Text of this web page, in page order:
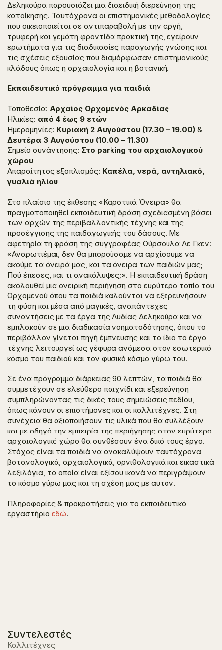
Δεληκούρα παρουσιάζει μια διαειδική διερεύνηση της
κατοίκησης. Ταυτόχρονα οι επιστημονικές μεθοδολογίες
που οικειοποιείται σε αντιπαραβολή με την αργή,
τρυφερή και γεμάτη φροντίδα πρακτική της, εγείρουν
ερωτήματα για τις διαδικασίες παραγωγής γνώσης και
τις σχέσεις εξουσίας που διαμόρφωσαν επιστημονικούς
κλάδους όπως η αρχαιολογία και η βοτανική.
Εκπαιδευτικό πρόγραμμα για παιδιά
Τοποθεσία: Αρχαίος Ορχομενός Αρκαδίας
Ηλικίες: από 4 έως 9 ετών
Ημερομηνίες: Κυριακή 2 Αυγούστου (17.30 – 19.00) &
Δευτέρα 3 Αυγούστου (10.00 – 11.30)
Σημείο συνάντησης: Στο parking του αρχαιολογικού
χώρου
Απαραίτητος εξοπλισμός: Καπέλα, νερά, αντηλιακό,
γυαλιά ηλίου
Στο πλαίσιο της έκθεσης «Καρστικά Όνειρα» θα
πραγματοποιηθεί εκπαιδευτική δράση σχεδιασμένη βάσει
των αρχών της περιβαλλοντικής τέχνης και της
προσέγγισης της παιδαγωγικής του δάσους. Με
αφετηρία τη φράση της συγγραφέας Ούρσουλα Λε Γκεν:
«Αναρωτιέμαι, δεν θα μπορούσαμε να αρχίσουμε να
ακούμε τα όνειρά μας, και τα όνειρα των παιδιών μας;
Πού έπεσες, και τι ανακάλυψες;». Η εκπαιδευτική δράση
ακολουθεί μια ονειρική περιήγηση στο ευρύτερο τοπίο του
Ορχομενού όπου τα παιδιά καλούνται να εξερευνήσουν
τη φύση και μέσα από μαγικές, αναπάντεχες
συναντήσεις με τα έργα της Λυδίας Δεληκούρα και να
εμπλακούν σε μια διαδικασία νοηματοδότησης, όπου το
περιβάλλον γίνεται πηγή έμπνευσης και το ίδιο το έργο
τέχνης λειτουργεί ως γέφυρα ανάμεσα στον εσωτερικό
κόσμο του παιδιού και τον φυσικό κόσμο γύρω του.
Σε ένα πρόγραμμα διάρκειας 90 λεπτών, τα παιδιά θα
συμμετέχουν σε ελεύθερο παιχνίδι και εξερεύνηση
συμπληρώνοντας τις δικές τους σημειώσεις πεδίου,
όπως κάνουν οι επιστήμονες και οι καλλιτέχνες. Στη
συνέχεια θα αξιοποιήσουν τις υλικά που θα συλλέξουν
και με οδηγό την εμπειρία της περιήγησης στον ευρύτερο
αρχαιολογικό χώρο θα συνθέσουν ένα δικό τους έργο.
Στόχος είναι τα παιδιά να ανακαλύψουν ταυτόχρονα
βοτανολογικά, αρχαιολογικά, ορνιθολογικά και εικαστικά
λεξιλόγια, τα οποία είναι εξίσου ικανά να περιγράψουν
το κόσμο γύρω μας και τη σχέση μας με αυτόν.
Πληροφορίες & προκρατήσεις για το εκπαιδευτικό
εργαστήριο εδώ.
Συντελεστές
Καλλιτέχνες